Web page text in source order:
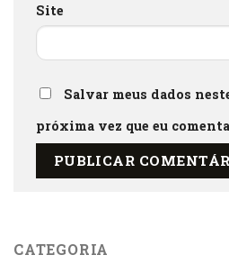
Site
Salvar meus dados
próxima vez que eu
CATEGORIA